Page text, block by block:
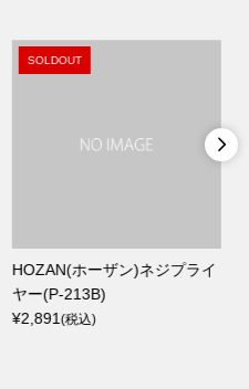
SOLDOUT
HOZAN(ホーザン)ネジプライ
ヤー(P-213B)
¥2,891(税込)
